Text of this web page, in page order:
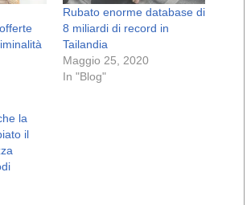
Rubato enorme database di
8 miliardi di record in
Tailandia
Maggio 25, 2020
In "Blog"
la
il